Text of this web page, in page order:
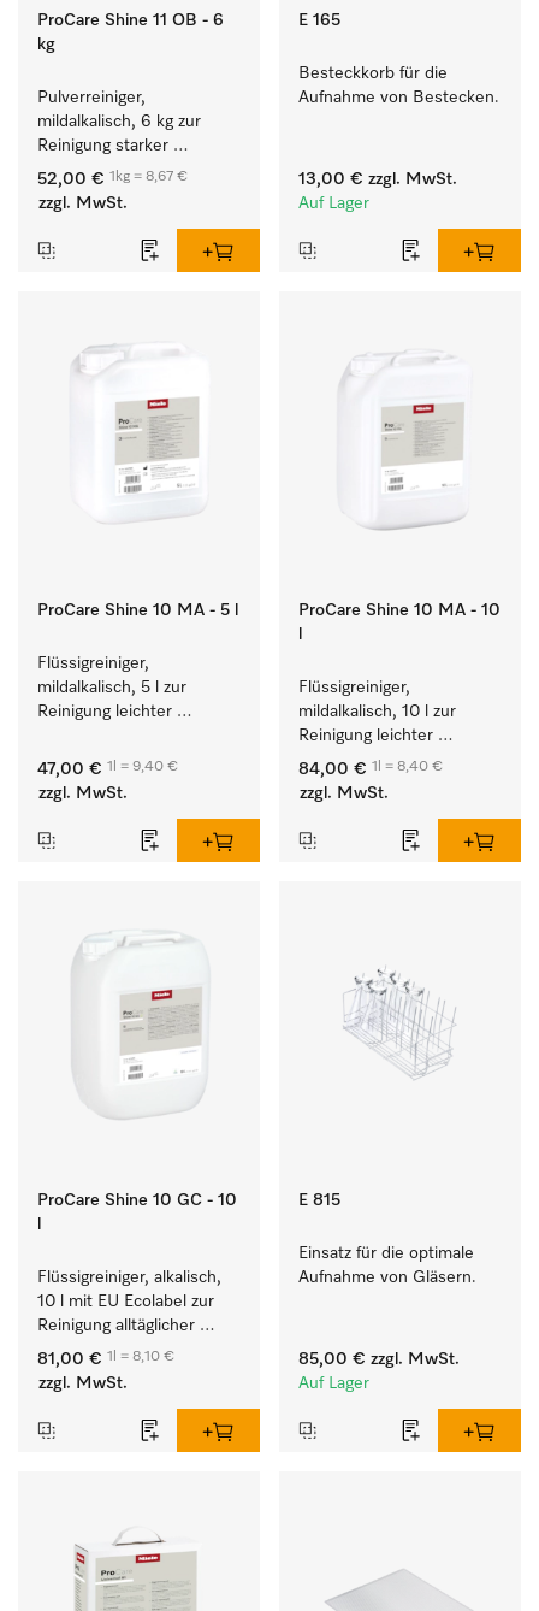
ProCare Shine 11 OB - 6
kg
Pulverreiniger,
mildalkalisch, 6 kg zur
Reinigung starker
Anschmutzungen von
Geschirr, Besteck und
52,00 € 1kg = 8,67 €
zzgl. MwSt.
E 165
Besteckkorb für die
Aufnahme von Bestecken.
13,00 € zzgl. MwSt.
Auf Lager
ProCare Shine 10 MA - 5 l
Flüssigreiniger,
mildalkalisch, 5 l zur
Reinigung leichter
Geschirr, Besteck und
Gläsern.
47,00 € 1l = 9,40 €
zzgl. MwSt.
ProCare Shine 10 MA - 10
Flüssigreiniger,
mildalkalisch, 10 l zur
Reinigung leichter
Anschmutzungen von
Geschirr, Besteck und
84,00 € 1l = 8,40 €
zzgl. MwSt.
ProCare Shine 10 GC - 10
Flüssigreiniger, alkalisch,
10 l mit EU Ecolabel zur
Reinigung alltäglicher
Anschmutzungen von
Geschirr, Besteck und
81,00 € 1l = 8,10 €
zzgl. MwSt.
E 815
Einsatz für die optimale
Aufnahme von Gläsern.
85,00 € zzgl. MwSt.
Auf Lager